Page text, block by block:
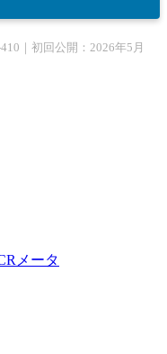
｜初回公開：2026年5月
メータ